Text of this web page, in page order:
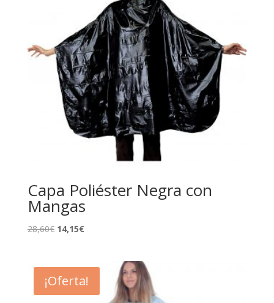
Capa Poliéster Negra con
Mangas
28,60€ El
era:
28,60€.
14,15€El
es:
14,15€.
¡Oferta!